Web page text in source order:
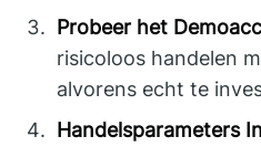
Probeer het
risicoloos handelen
alvorens echt te
Handelsparameters